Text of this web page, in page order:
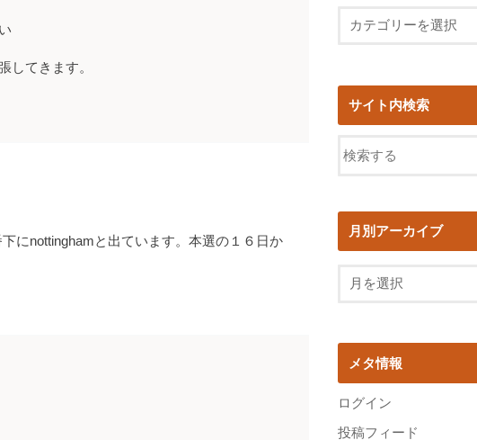
してきます。
にnottinghamと出ています。本選の１６日か
サイト内検索
月別アーカイブ
メタ情報
ログイン
投稿フィード